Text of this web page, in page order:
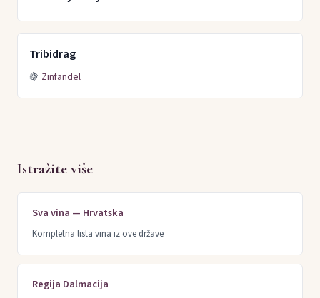
Tribidrag
🍇 Zinfandel
Istražite više
Sva vina — Hrvatska
Kompletna lista vina iz ove države
Regija Dalmacija